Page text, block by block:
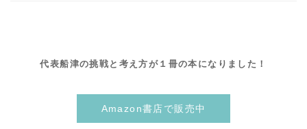
代表船津の挑戦と考え方が１冊の本になりました！
Amazon書店で販売中